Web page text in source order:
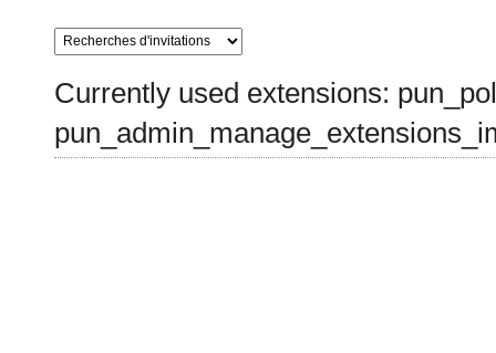
Currently used extensions: